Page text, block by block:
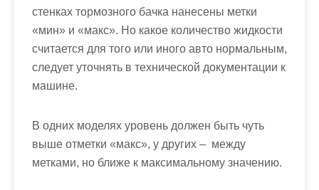
стенках тормозного бачка нанесены метки
«мин» и «макс». Но какое количество жидкости
считается для того или иного авто нормальным,
следует уточнять в технической документации к
машине.
В одних моделях уровень должен быть чуть
выше отметки «макс», у других – между
метками, но ближе к максимальному значению.